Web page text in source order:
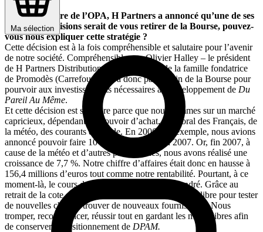
Ma sélection
Avant la clôture de l’OPA, H Partners a annoncé qu’une de ses
premières décisions serait de vous retirer de la Bourse, pouvez-
vous nous expliquer cette stratégie ?
Cette décision est à la fois compréhensible et salutaire pour l’avenir
de notre société. Compréhensible, car Olivier Halley – le président
de H Partners Distribution – est un héritier de la famille fondatrice
de Promodès (Carrefour). Il n’a donc pas besoin de la Bourse pour
pourvoir aux investissements nécessaires au développement de Du
Pareil Au Même.
Et cette décision est salutaire parce que nous sommes sur un marché
capricieux, dépendant du pouvoir d’achat, du moral des Français, de
la météo, des courants de mode. En 2006, par exemple, nous avions
annoncé pouvoir faire 10 % de croissance en 2007. Or, fin 2007, à
cause de la météo et d’autres phénomènes, nous avons réalisé une
croissance de 7,7 %. Notre chiffre d’affaires était donc en hausse à
156,4 millions d’euros tout comme notre rentabilité. Pourtant, à ce
moment-là, le cours de l’action DPAM s’est effondré. Grâce au
retrait de la cote, nous allons désormais avoir l’esprit libre pour tester
de nouvelles choses, trouver de nouveaux fournisseurs. Nous
tromper, recommencer, réussir tout en gardant les mains libres afin
de conserver le positionnement de DPAM.